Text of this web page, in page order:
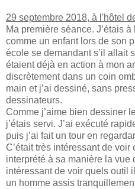
29 septembre 2018, à l'hôtel
Ma première séance. J’étais
comme un enfant lors de son
école se demandant s’il allait
étaient déjà en action à mon
discrètement dans un coin
main et j’ai dessiné, sans
dessinateurs.
Comme j’aime bien dessiner
j’étais servi. J’ai exécuté
puis j’ai fait un tour en
C’était très intéressant de
interprété à sa manière la vue
intéressant de voir quels outil
un homme assis